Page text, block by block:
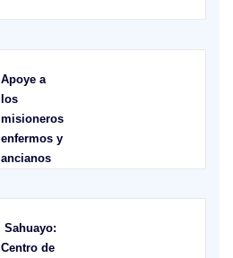
Apoye a
los
misioneros
enfermos y
ancianos
Sahuayo:
Centro de